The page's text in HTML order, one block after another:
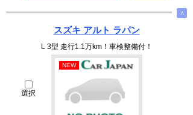
∧
スズキ アルト ラパン
L 3型 走行1.1万km！車検整備付！
選択
NEW